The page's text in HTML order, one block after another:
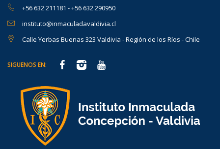
+56 632 211181 -+56 632 290950
instituto@inmaculadavaldivia.cl
Calle Yerbas Buenas 323 Valdivia - Región de los Ríos - Chile
SIGUENOS EN: